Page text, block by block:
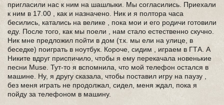
пригласили нас к ним на шашлыки. Мы согласились. Приехали
к ним в 17.00 , как и назначено. Ник и я полтора часа
бесились, катались на велике , пока мои и его родичи готовили
еду. После того, как мы поели , нам стало естественно скучно.
Ник мне предложил пойти в дом (т.к. мы ели на улице, в
беседке) поиграть в ноутбук. Короче, сидим , играем в ГТА. А
Никите вдруг приспичило, чтобы я ему перекачала новенькие
песни Muse. Тут-то я вспомнила, что мой телефон остался в
машине. Ну, я другу сказала, чтобы поставил игру на паузу ,
без меня играть не продолжал, сидел, меня ждал, пока я
пойду за телефоном в машину.